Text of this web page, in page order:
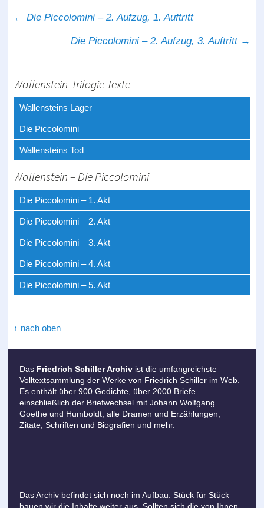
Post navigation
← Die Piccolomini – 2. Aufzug, 1. Auftritt
Die Piccolomini – 2. Aufzug, 3. Auftritt →
Wallenstein-Trilogie Texte
Wallensteins Lager
Die Piccolomini
Wallensteins Tod
Wallenstein – Die Piccolomini
Die Piccolomini – 1. Akt
Die Piccolomini – 2. Akt
Die Piccolomini – 3. Akt
Die Piccolomini – 4. Akt
Die Piccolomini – 5. Akt
↑ nach oben
Das Friedrich Schiller Archiv ist die umfangreichste
Volltextsammlung der Werke von Friedrich Schiller im Web.
Es enthält über 900 Gedichte, über 2000 Briefe
einschließlich der Briefwechsel mit Johann Wolfgang
Goethe und Humboldt, alle Dramen und Erzählungen,
Zitate, Schriften und Biografien und mehr.
Das Archiv befindet sich noch im Aufbau. Stück für Stück